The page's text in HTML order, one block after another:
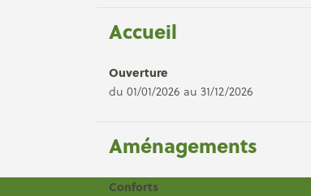
Accueil
Ouverture
du 01/01/2026 au 31/12/2026
Aménagements
Conforts